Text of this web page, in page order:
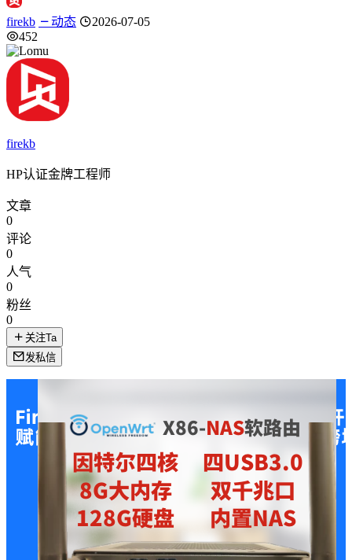
firekb 动态
2026-07-05
452
firekb
HP认证金牌工程师
文章
0
评论
0
人气
0
粉丝
0
关注Ta
发私信